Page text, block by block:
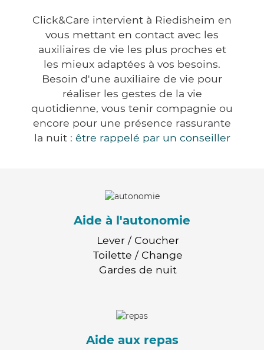
Click&Care intervient à Riedisheim en
vous mettant en contact avec les
auxiliaires de vie les plus proches et
les mieux adaptées à vos besoins.
Besoin d'une auxiliaire de vie pour
réaliser les gestes de la vie
quotidienne, vous tenir compagnie ou
encore pour une présence rassurante
la nuit : être rappelé par un conseiller
Aide à l'autonomie
Lever / Coucher
Toilette / Change
Gardes de nuit
Aide aux repas